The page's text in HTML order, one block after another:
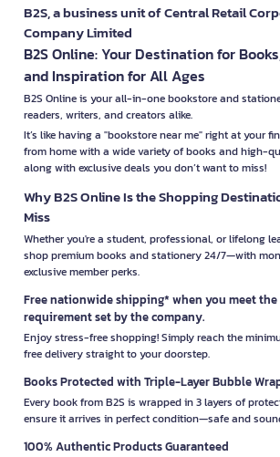
B2S, a business unit of Central Retail
Company Limited
B2S Online: Your Destination for
and Inspiration for All Ages
B2S Online is your all-in-one bookstore and
readers, writers, and creators alike.
It’s like having a "bookstore near me" right at your
from home with a wide variety of books and high-
along with exclusive deals you don’t want to miss!
Why B2S Online Is the Shopping
Miss
Whether you're a student, professional, or lifelong
shop premium books and stationery 24/7—with
exclusive member perks.
Free nationwide shipping* when you meet
requirement set by the company.
Enjoy stress-free shopping! Simply reach the
free delivery straight to your doorstep.
Books Protected with Triple-Layer Bubble
Every book from B2S is wrapped in 3 layers of
ensure it arrives in perfect condition—safe and
100% Authentic Products Guaranteed